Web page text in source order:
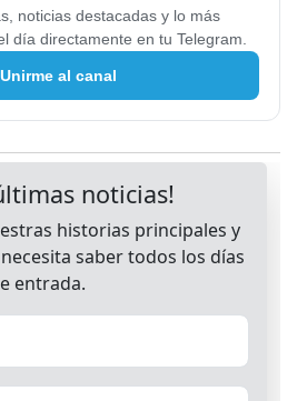
noticias destacadas y lo más
día directamente en tu Telegram.
Unirme al canal